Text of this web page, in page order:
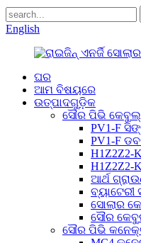
English
ଘର
ଆମ ବିଷୟରେ
ଉତ୍ପାଦଗୁଡ଼ିକ
ସୌର ପିଭି କେବୁଲ୍
PV1-F
PV1-F
ଆର୍ଥ
ସୋଲାର
ସୌର
ସୌର ପିଭି